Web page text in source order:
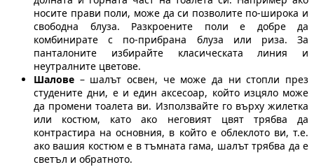
носите прави поли, може да си позволите по-широка и
свободна блуза. Разкроените поли е добре да
комбинирате с по-прибрана блуза или риза. За
панталоните избирайте класическата линия и
неутралните цветове.
Шалове – шалът освен, че може да ни стопли през
студените дни, е и един аксесоар, който изцяло може
да промени тоалета ви. Използвайте го върху жилетка
или костюм, като ако неговият цвят трябва да
контрастира на основния, в който е облеклото ви, т.е.
ако вашия костюм е в тъмната гама, шалът трябва да е
светъл и обратното.